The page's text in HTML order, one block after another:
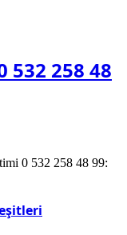
532 258 48
0 532 258 48 99: